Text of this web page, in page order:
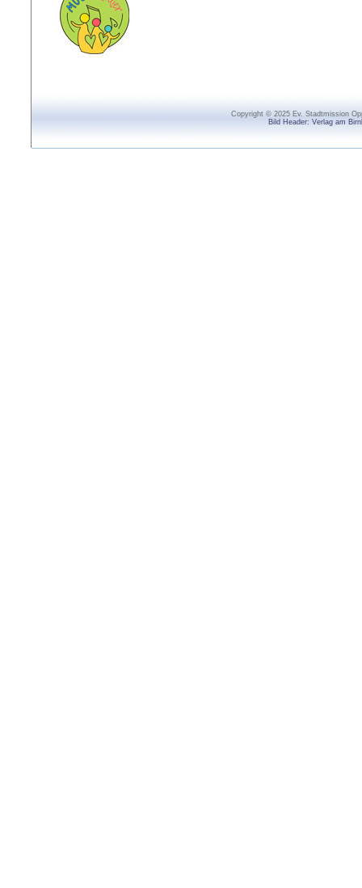
Copyright © 2025 Ev. Stadtmission
Bild Header: Verlag am